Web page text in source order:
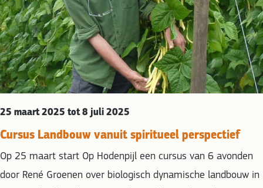
25 maart 2025 tot 8 juli 2025
Cursus Landbouw vanuit spiritueel perspectief
Op 25 maart start Op Hodenpijl een cursus van 6 avonden
door René Groenen over biologisch dynamische landbouw in